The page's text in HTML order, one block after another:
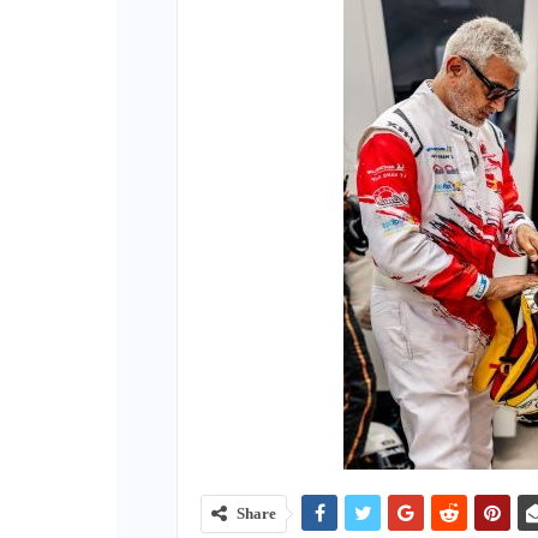
Share